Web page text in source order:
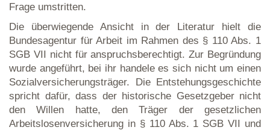
Frage umstritten.
Die überwiegende Ansicht in der Literatur hielt die
Bundesagentur für Arbeit im Rahmen des § 110 Abs. 1
SGB VII nicht für anspruchsberechtigt. Zur Begründung
wurde angeführt, bei ihr handele es sich nicht um einen
Sozialversicherungsträger. Die Entstehungsgeschichte
spricht dafür, dass der historische Gesetzgeber nicht
den Willen hatte, den Träger der gesetzlichen
Arbeitslosenversicherung in § 110 Abs. 1 SGB VII und